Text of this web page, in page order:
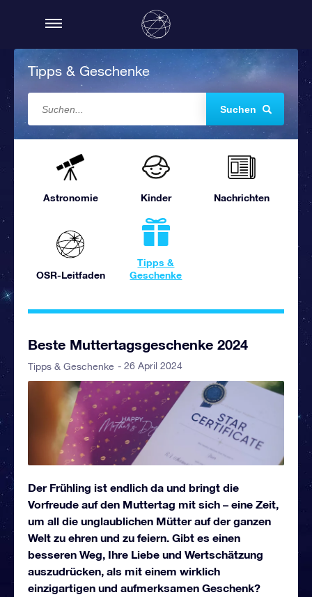
Tipps & Geschenke
Suchen
Astronomie Kinder Nachrichten
OSR-Leitfaden
Tipps &
Geschenke
Beste Muttertagsgeschenke 2024
Tipps & Geschenke - 26 April 2024
Der Frühling ist endlich da und bringt die
Vorfreude auf den Muttertag mit sich – eine Zeit,
um all die unglaublichen Mütter auf der ganzen
Welt zu ehren und zu feiern. Gibt es einen
besseren Weg, Ihre Liebe und Wertschätzung
auszudrücken, als mit einem wirklich
einzigartigen und aufmerksamen Geschenk?